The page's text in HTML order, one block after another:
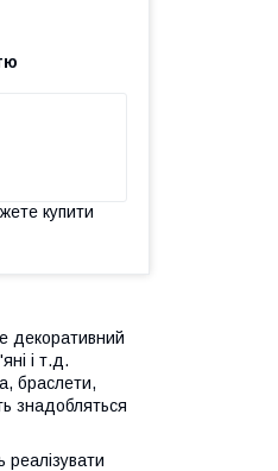
купити
декоративний
і т.д.
браслети,
знадобляться
реалізувати